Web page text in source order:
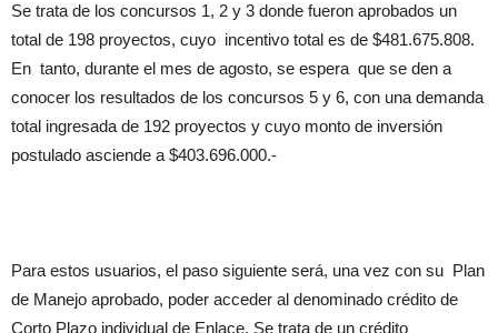
Se trata de los concursos 1, 2 y 3 donde fueron aprobados un
total de 198 proyectos, cuyo incentivo total es de $481.675.808.
En tanto, durante el mes de agosto, se espera que se den a
conocer los resultados de los concursos 5 y 6, con una demanda
total ingresada de 192 proyectos y cuyo monto de inversión
postulado asciende a $403.696.000.-
Para estos usuarios, el paso siguiente será, una vez con su Plan
de Manejo aprobado, poder acceder al denominado crédito de
Corto Plazo individual de Enlace. Se trata de un crédito